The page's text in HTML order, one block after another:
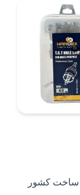
ساخت کشور